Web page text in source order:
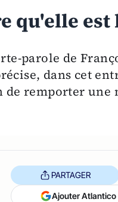
qu'elle est
parole de
dans cet
de remporter une
PARTAGER
Ajouter Atlantico